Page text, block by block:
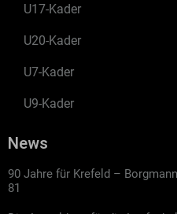
U17-Kader
U20-Kader
U7-Kader
U9-Kader
News
90 Jahre für Krefeld –
81